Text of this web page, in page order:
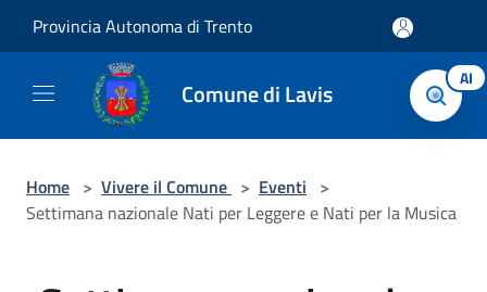
Provincia Autonoma di Trento
Comune di Lavis AI
Home > Vivere il Comune > Eventi >
Settimana nazionale Nati per Leggere e Nati per la Musica